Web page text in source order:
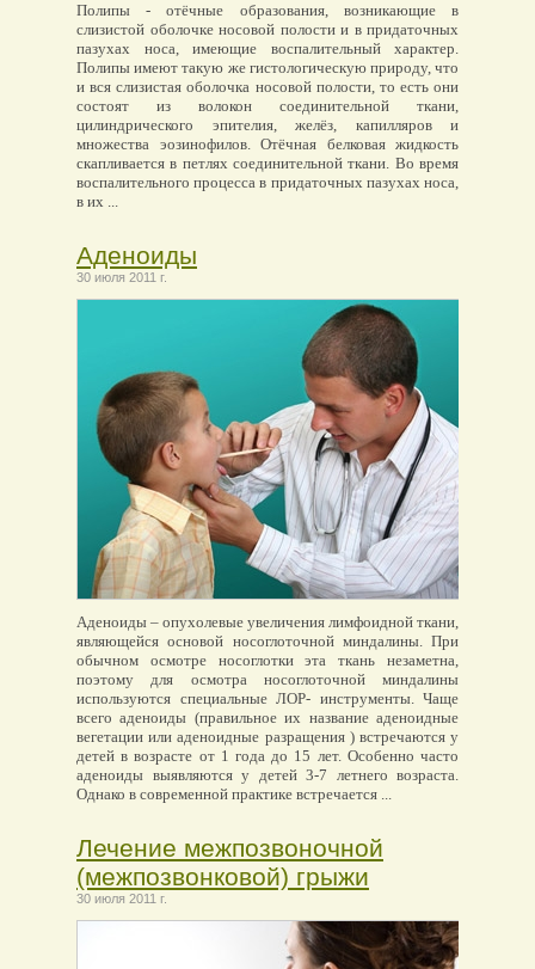
Полипы - отёчные образования, возникающие в
слизистой оболочке носовой полости и в придаточных
пазухах носа, имеющие воспалительный характер.
Полипы имеют такую же гистологическую природу, что
и вся слизистая оболочка носовой полости, то есть они
состоят из волокон соединительной ткани,
цилиндрического эпителия, желёз, капилляров и
множества эозинофилов. Отёчная белковая жидкость
скапливается в петлях соединительной ткани. Во время
воспалительного процесса в придаточных пазухах носа,
в их ...
Аденоиды
30 июля 2011 г.
Аденоиды – опухолевые увеличения лимфоидной ткани,
являющейся основой носоглоточной миндалины. При
обычном осмотре носоглотки эта ткань незаметна,
поэтому для осмотра носоглоточной миндалины
используются специальные ЛОР- инструменты. Чаще
всего аденоиды (правильное их название аденоидные
вегетации или аденоидные разращения ) встречаются у
детей в возрасте от 1 года до 15 лет. Особенно часто
аденоиды выявляются у детей 3-7 летнего возраста.
Однако в современной практике встречается ...
Лечение межпозвоночной
(межпозвонковой) грыжи
30 июля 2011 г.